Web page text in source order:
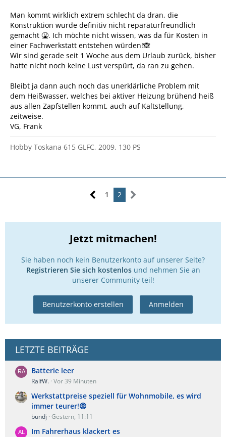
Man kommt wirklich extrem schlecht da dran, die
Konstruktion wurde definitiv nicht reparaturfreundlich
gemacht 🤮. Ich möchte nicht wissen, was da für Kosten in
einer Fachwerkstatt entstehen würden!🙈
Wir sind gerade seit 1 Woche aus dem Urlaub zurück, bisher
hatte nicht noch keine Lust verspürt, da ran zu gehen.
Bleibt ja dann auch noch das unerklärliche Problem mit
dem Heißwasser, welches bei aktiver Heizung brühend heiß
aus allen Zapfstellen kommt, auch auf Kaltstellung,
zeitweise.
VG, Frank
Hobby Toskana 615 GLFC, 2009, 130 PS
1 2
Jetzt mitmachen!
Sie haben noch kein Benutzerkonto auf unserer Seite?
Registrieren Sie sich kostenlosund nehmen Sie an
unserer Community teil!
Benutzerkonto erstellen Anmelden
LETZTE BEITRÄGE
Batterie leer
RalfW. Vor 39 Minuten
Werkstattpreise speziell für Wohnmobile, es wird
immer teurer!😡
bundj Gestern, 11:11
Im Fahrerhaus klackert es